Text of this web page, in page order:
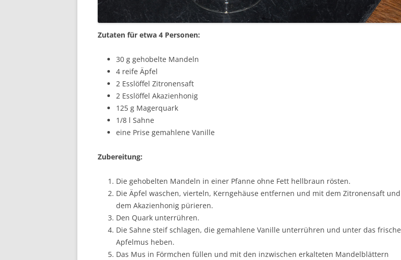
Zutaten für etwa 4 Personen:
30 g gehobelte Mandeln
4 reife Äpfel
2 Esslöffel Zitronensaft
2 Esslöffel Akazienhonig
125 g Magerquark
1/8 l Sahne
eine Prise gemahlene Vanille
Zubereitung:
Die gehobelten Mandeln in einer Pfanne ohne Fett hellbraun rösten.
Die Äpfel waschen, vierteln, Kerngehäuse entfernen und mit dem Zitronensaft und
dem Akazienhonig pürieren.
Den Quark unterrühren.
Die Sahne steif schlagen, die gemahlene Vanille unterrühren und unter das frische
Apfelmus heben.
Das Mus in Förmchen füllen und mit den inzwischen erkalteten Mandelblättern